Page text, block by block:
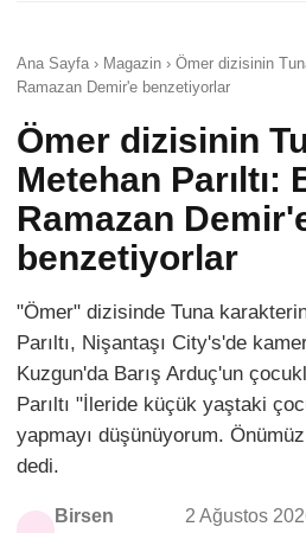
Ana Sayfa › Magazin › Ömer dizisinin
Ramazan Demir'e benzetiyorlar
Ömer dizisinin
Metehan Parıltı:
Ramazan
benzetiyorlar
"Ömer" dizisinde Tuna
Parıltı, Nişantaşı City's'de
Kuzgun'da Barış Arduç'un
Parıltı "İleride küçük yaştaki
yapmayı düşünüyorum. Önümüz
dedi.
Birsen
2 Ağustos